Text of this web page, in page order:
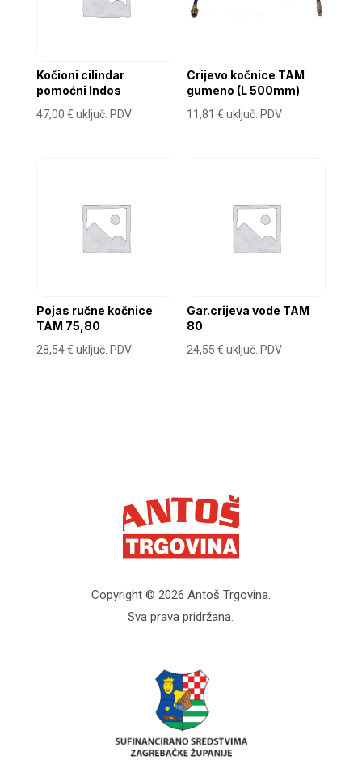
Kočioni cilindar
pomoćni Indos
47,00 € uključ. PDV
Crijevo kočnice TAM
gumeno (L 500mm)
11,81€ uključ. PDV
Pojas ručne kočnice
TAM 75,80
28,54€ uključ. PDV
Gar.crijeva vode TAM
80
24,55€ uključ. PDV
Copyright © 2026 Antoš Trgovina.
Sva prava pridržana.